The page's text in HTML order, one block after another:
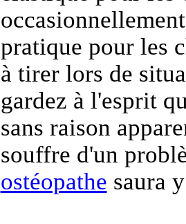
pratique pour les
à tirer lors de
gardez à l'esprit
sans raison
souffre d'un
ostéopathe saura